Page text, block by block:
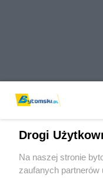
Wydawca mediów
Drogi
Na naszej stronie
zaufanych